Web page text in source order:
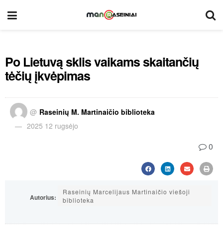
Po Lietuvą sklis vaikams skaitančių
tėčių įkvėpimas
@ Raseinių M. Martinaičio biblioteka
2025 12 rugsėjo
0
Autorius:
Raseinių Marcelijaus Martinaičio viešoji
biblioteka